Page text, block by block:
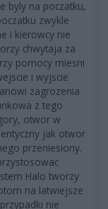
byly na poczatku,
zwykle
i kierowcy nie
chwytaja za
pomocy miesni
i wyjscie
zagrozenia
z tego
otwor w
jak otwor
przeniesiony.
Halo tworzy
na latwiejsze
nie